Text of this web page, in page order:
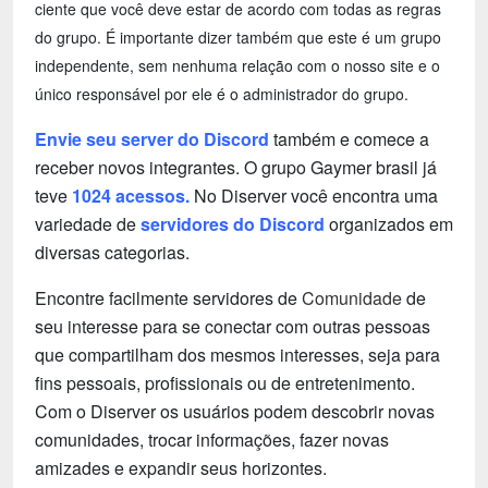
ciente que você deve estar de acordo com todas as regras
do grupo. É importante dizer também que este é um grupo
independente, sem nenhuma relação com o nosso site e o
único responsável por ele é o administrador do grupo.
Envie seu server do Discord também e comece a
receber novos integrantes. O grupo Gaymer brasil já
teve 1024 acessos. No Diserver você encontra uma
variedade deservidores do Discord organizados em
diversas categorias.
Encontre facilmente servidores deComunidadede
seu interesse para se conectar com outras pessoas
que compartilham dos mesmos interesses, seja para
fins pessoais, profissionais ou de entretenimento.
Com o Diserver os usuários podem descobrir novas
comunidades, trocar informações, fazer novas
amizades e expandir seus horizontes.